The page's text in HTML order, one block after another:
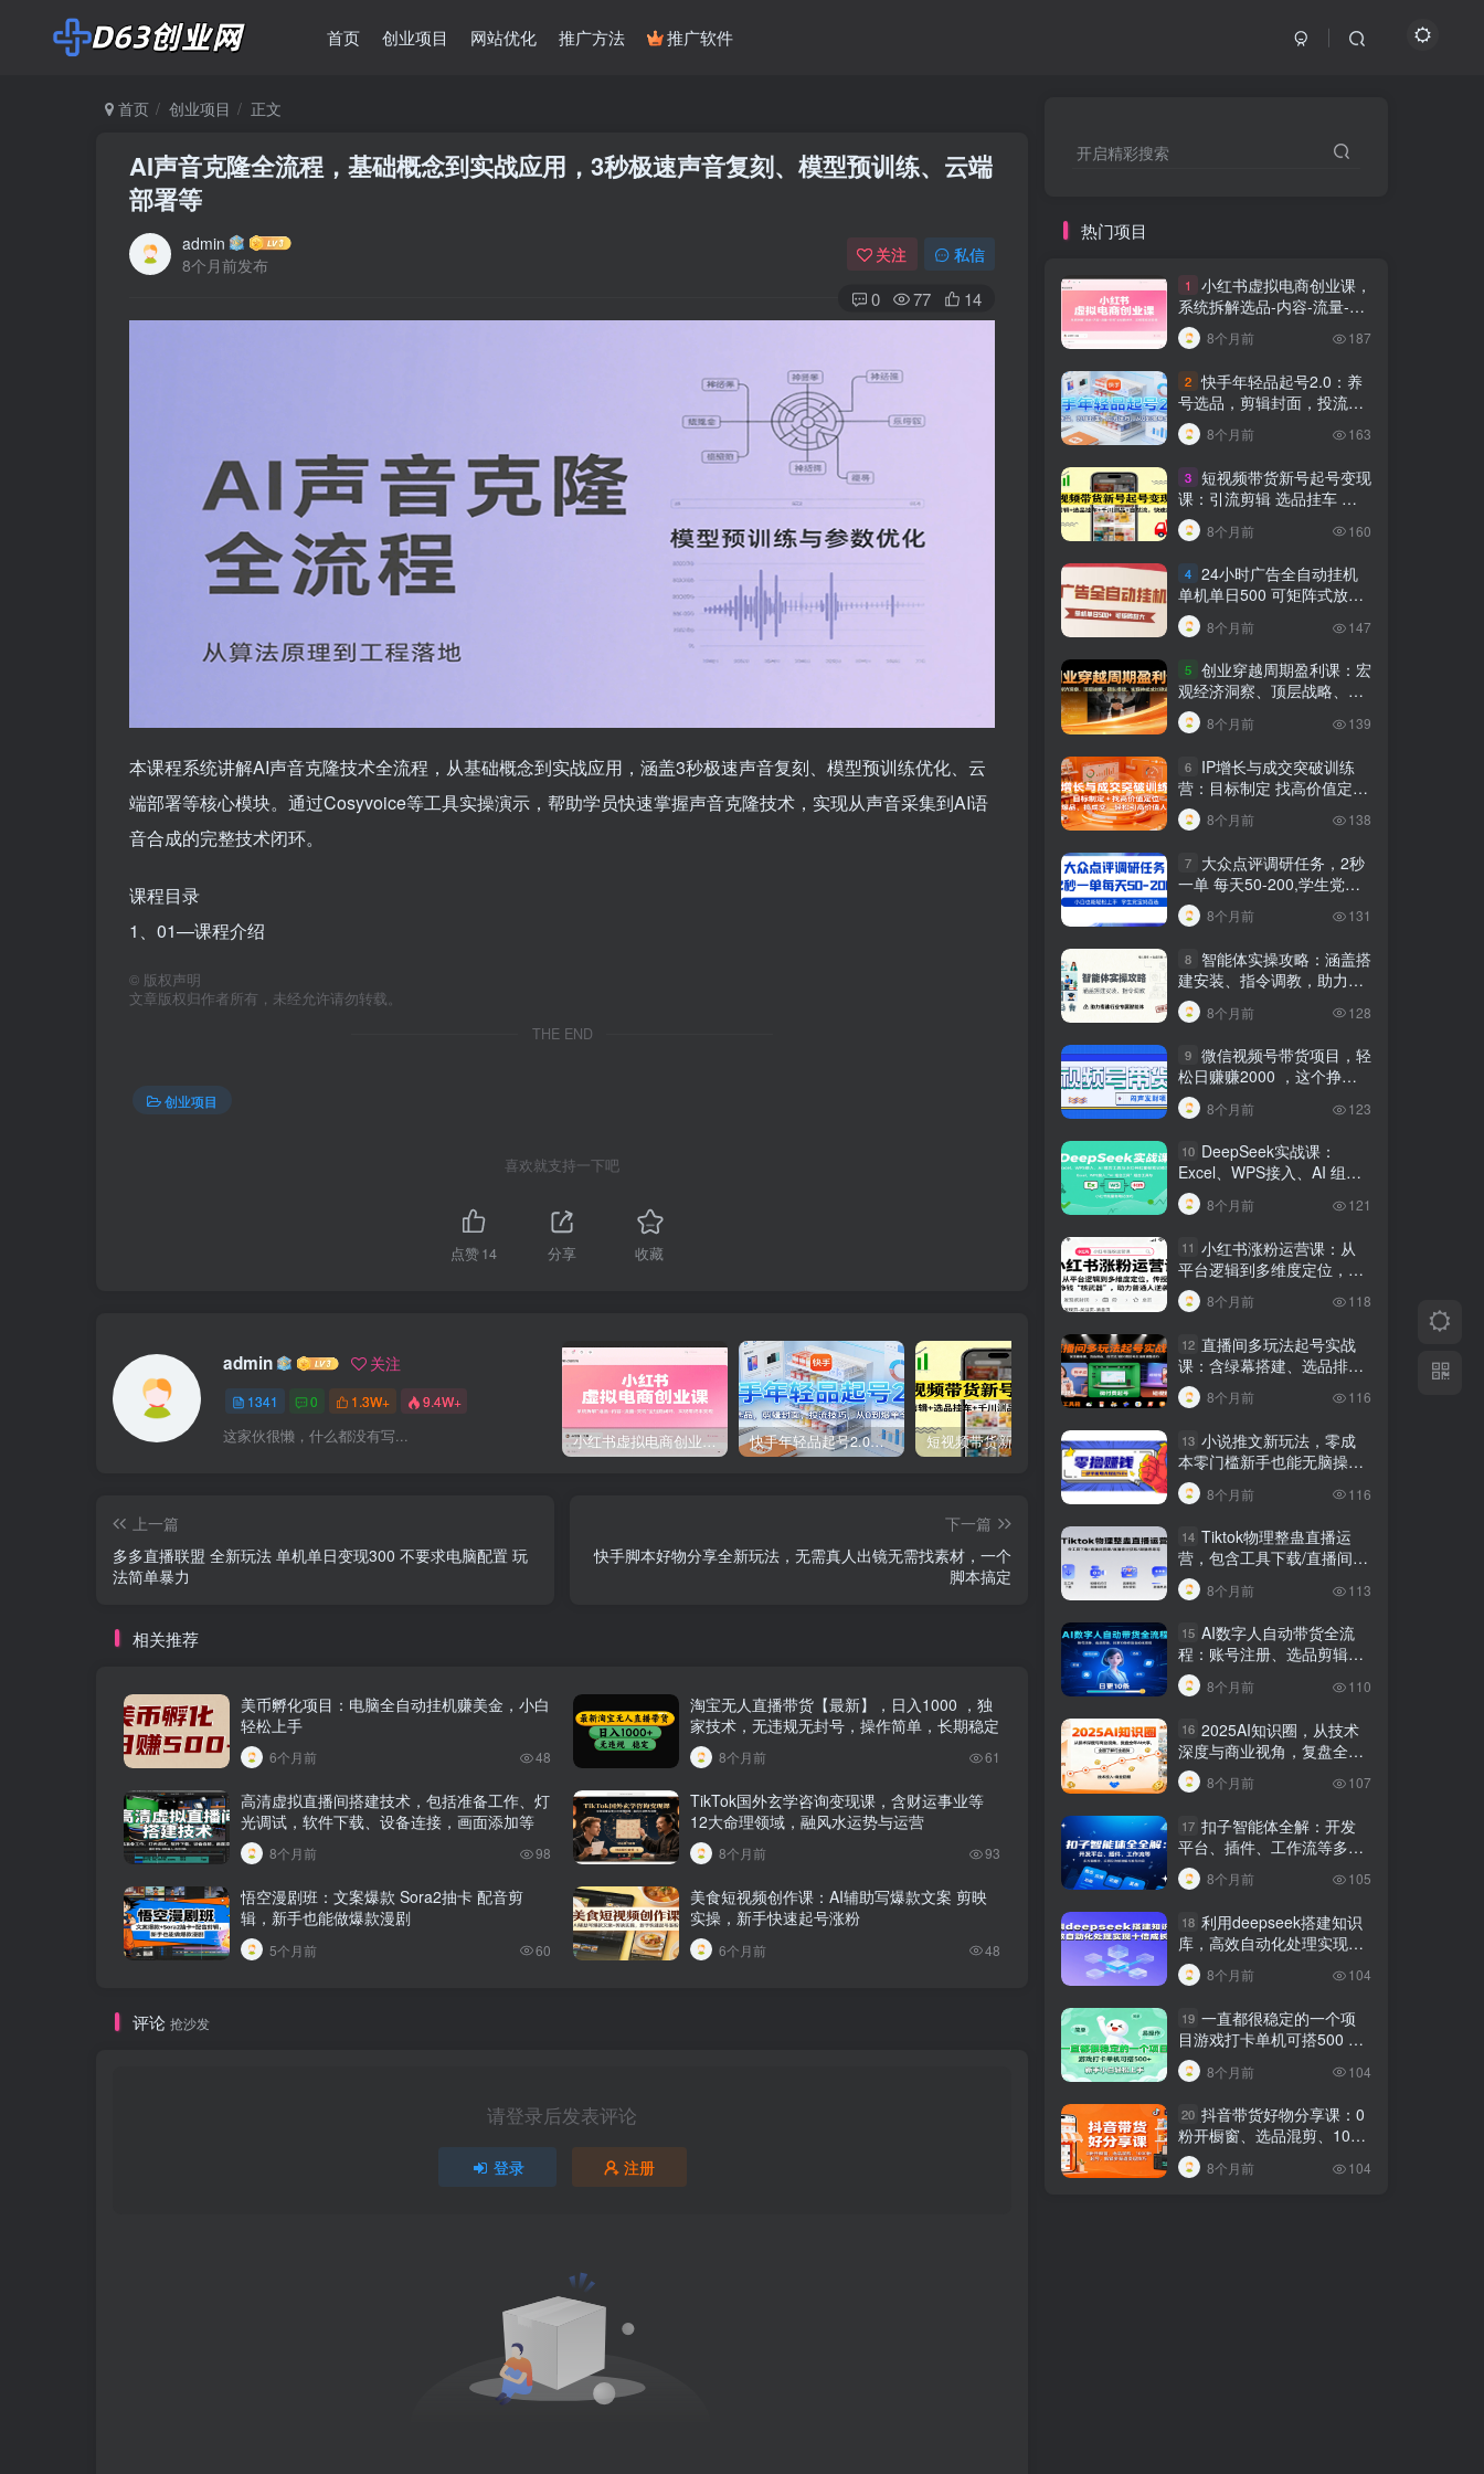
首页 创业项目 网站优化 推广方法 推广软件
首页 创业项目 正文
AI声音克隆全流程，基础概念到实战应用，3秒极速声音复刻、模型预训练、云端
部署等
admin
8个月前发布
关注 私信
0 77 14
本课程系统讲解AI声音克隆技术全流程，从基础概念到实战应用，涵盖3秒极速声音复刻、模型预训练优化、云
端部署等核心模块。通过Cosyvoice等工具实操演示，帮助学员快速掌握声音克隆技术，实现从声音采集到AI语
音合成的完整技术闭环。
课程目录
1、01—课程介绍
© 版权声明
文章版权归作者所有，未经允许请勿转载。
THE END
创业项目
喜欢就支持一下吧
点赞14 分享 收藏
admin 关注
1341 0 1.3W+ 9.4W+
这家伙很懒，什么都没有写... 小红书虚拟电商创业课，系统拆解选品-内容-流量-变现，实现零成本变现 快手年轻品起号2.0：养号选品，剪辑封面，投流技巧，从0到爆单全流程 短视频带货新号起号变现课：引流剪辑 选品挂车 千川测品 自然流，快速起量 24小时广告全自动挂机 单机单日500 可矩阵式放大 无需人工看守 新手小白轻松玩转
上一篇
多多直播联盟 全新玩法 单机单日变现300 不要求电脑配置 玩
法简单暴力
下一篇
快手脚本好物分享全新玩法，无需真人出镜无需找素材，一个
脚本搞定
相关推荐
美币孵化项目：电脑全自动挂机赚美金，小白
轻松上手
6个月前 48
淘宝无人直播带货【最新】，日入1000 ，独
家技术，无违规无封号，操作简单，长期稳定
8个月前 61
高清虚拟直播间搭建技术，包括准备工作、灯
光调试，软件下载、设备连接，画面添加等
8个月前 98
TikTok国外玄学咨询变现课，含财运事业等
12大命理领域，融风水运势与运营
8个月前 93
悟空漫剧班：文案爆款 Sora2抽卡 配音剪
辑，新手也能做爆款漫剧
5个月前 60
美食短视频创作课：AI辅助写爆款文案 剪映
实操，新手快速起号涨粉
6个月前 48
评论 抢沙发
请登录后发表评论
登录 注册
开启精彩搜索
热门项目
1
小红书虚拟电商创业课，
系统拆解选品-内容-流量-变
现，实现零成本变现
8个月前 187
2 快手年轻品起号2.0：养
号选品，剪辑封面，投流技
巧，从0到爆单全流程
8个月前 163
3 短视频带货新号起号变现
课：引流剪辑 选品挂车 千
川测品 自然流，快速起量
8个月前 160
4 24小时广告全自动挂机
单机单日500 可矩阵式放大
无需人工看守 新手小白轻松
玩转8个月前 147
5 创业穿越周期盈利课：宏
观经济洞察、顶层战略、团
队搭建，实现持续成长稳定
变现8个月前 139
6
IP增长与成交突破训练
营：目标制定 找高价值定
位，做爆品、搞成交，轻松
引高价值人脉
8个月前 138
7
大众点评调研任务，2秒
一单 每天50-200,学生党宝
妈首选
8个月前 131
8
智能体实操攻略：涵盖搭
建安装、指令调教，助力搭
建行业专属智能体
8个月前 128
9 微信视频号带货项目，轻
松日赚赚2000 ，这个挣钱
入口很多伙伴都在闷声发财
8个月前 123
10 DeepSeek实战课：
Excel、WPS接入、AI 组合
工具与小红书批量做笔记技
巧
8个月前 121
11 小红书涨粉运营课：从
平台逻辑到多维度定位，传
授挣钱 “核武器”，助力普通
人逆袭8个月前 118
12 直播间多玩法起号实战
课：含绿幕搭建、选品排
品，自然流/微付费起号及违
规调整技巧
8个月前 116
13 小说推文新玩法，零成
本零门槛新手也能无脑操
作，轻松月收入5000
8个月前 116
14 Tiktok物理整蛊直播运
营，包含工具下载/直播间搭
建/直播素材获取/跟播思路
等
8个月前 113
15 AI数字人自动带货全流
程：账号注册、选品剪辑，
日更10条作品自动化变现
8个月前 110
16 2025AI知识圈，从技术
深度与商业视角，复盘全年
AI大事，全面了解行业趋势
8个月前 107
17 扣子智能体全解：开发
平台、插件、工作流等多方
面概念、应用及功能讲解与
发布内容
8个月前 105
18 利用deepseek搭建知识
库，高效自动化处理实现十
倍成长！
8个月前 104
19 一直都很稳定的一个项
目游戏打卡单机可搭500 ，
新手小白轻松上手
8个月前 104
20 抖音带货好物分享课：0
粉开橱窗、选品混剪、1000
粉起号，解锁多渠道变现技
巧
8个月前 104